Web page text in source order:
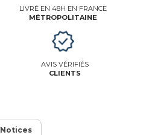
LIVRÉ EN 48H EN FRANCE
MÉTROPOLITAINE
AVIS VÉRIFIÉS
CLIENTS
Notices